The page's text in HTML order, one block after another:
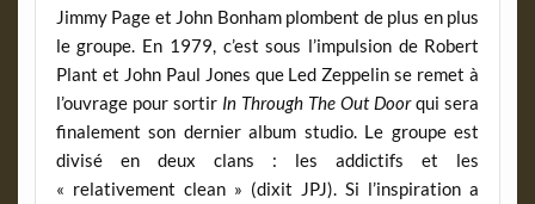
Jimmy Page et John Bonham plombent de plus en plus
le groupe. En 1979, c’est sous l’impulsion de Robert
Plant et John Paul Jones que Led Zeppelin se remet à
l’ouvrage pour sortir In Through The Out Doorqui sera
finalement son dernier album studio. Le groupe est
divisé en deux clans : les addictifs et les
« relativement clean » (dixit JPJ). Si l’inspiration a